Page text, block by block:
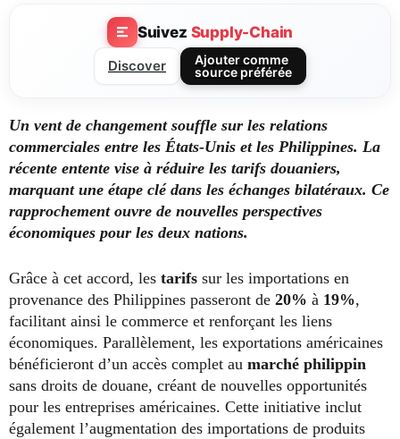
Suivez Supply-Chain
Discover
Ajouter comme
source préférée
Un vent de changement souffle sur les relations
commerciales entre les États-Unis et les Philippines. La
récente entente vise à réduire les tarifs douaniers,
marquant une étape clé dans les échanges bilatéraux. Ce
rapprochement ouvre de nouvelles perspectives
économiques pour les deux nations.
Grâce à cet accord, les tarifs sur les importations en
provenance des Philippines passeront de 20% à 19%,
facilitant ainsi le commerce et renforçant les liens
économiques. Parallèlement, les exportations américaines
bénéficieront d’un accès complet au marché philippin
sans droits de douane, créant de nouvelles opportunités
pour les entreprises américaines. Cette initiative inclut
également l’augmentation des importations de produits